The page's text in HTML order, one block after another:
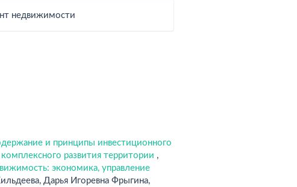
недвижимости
и принципы инвестиционного
развития территории ,
экономика, управление
Дарья Игоревна Фрыгина,